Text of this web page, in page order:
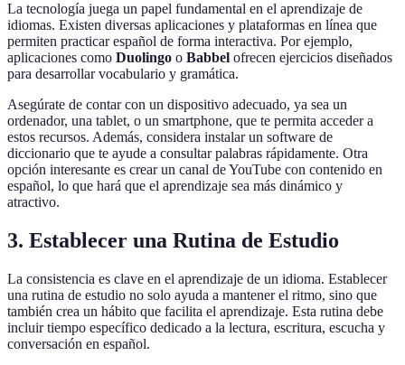
La tecnología juega un papel fundamental en el aprendizaje de
idiomas. Existen diversas aplicaciones y plataformas en línea que
permiten practicar español de forma interactiva. Por ejemplo,
aplicaciones como Duolingo o Babbel ofrecen ejercicios diseñados
para desarrollar vocabulario y gramática.
Asegúrate de contar con un dispositivo adecuado, ya sea un
ordenador, una tablet, o un smartphone, que te permita acceder a
estos recursos. Además, considera instalar un software de
diccionario que te ayude a consultar palabras rápidamente. Otra
opción interesante es crear un canal de YouTube con contenido en
español, lo que hará que el aprendizaje sea más dinámico y
atractivo.
3. Establecer una Rutina de Estudio
La consistencia es clave en el aprendizaje de un idioma. Establecer
una rutina de estudio no solo ayuda a mantener el ritmo, sino que
también crea un hábito que facilita el aprendizaje. Esta rutina debe
incluir tiempo específico dedicado a la lectura, escritura, escucha y
conversación en español.